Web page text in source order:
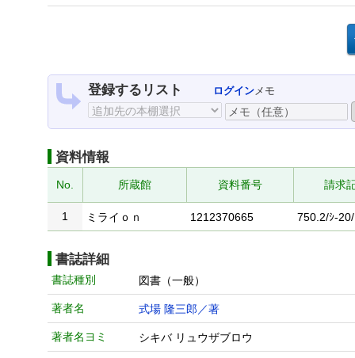
登録するリスト ログインメモ
資料情報
No. 所蔵館 資料番号 請求
1 ミライｏｎ 1212370665 750.2/ｼ-20/
書誌詳細
書誌種別 図書（一般）
著者名 式場 隆三郎／著
著者名ヨミ シキバ リュウザブロウ